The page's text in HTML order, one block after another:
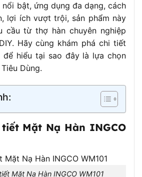
bật, ứng dụng đa dạng, cách
lợi ích vượt trội, sản phẩm này
cầu từ thợ hàn chuyên nghiệp
Hãy cùng khám phá chi tiết
để hiểu tại sao đây là lựa chọn
Dùng.
Mặt Nạ Hàn INGCO
Mặt Nạ Hàn INGCO WM101